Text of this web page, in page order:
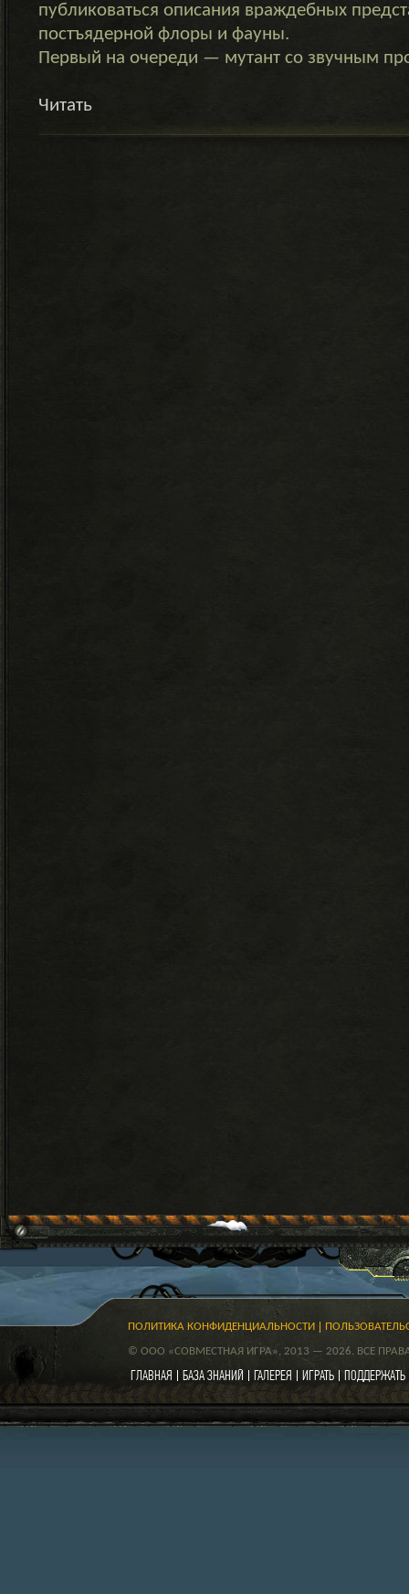
публиковаться описания враждебных
постъядерной флоры и фауны.
Первый на очереди — мутант со звучным
Читать
ПОЛИТИКА КОНФИДЕНЦИАЛЬНОСТИ
© ООО «СОВМЕСТНАЯ ИГРА», 2013 — 2026. ВСЕ
ГЛАВНАЯ БАЗА ЗНАНИЙ ГАЛЕРЕЯ ИГРАТЬ ПОДДЕРЖАТЬ